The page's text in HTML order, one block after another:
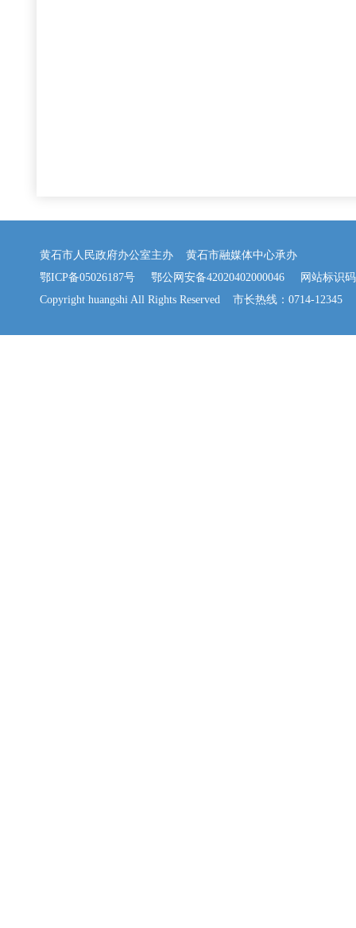
黄石市人民政府办公室主办 黄石市融媒体中心承办
鄂ICP备05026187号
鄂公网安备42020402000046 网站标识码
Copyright huangshi All Rights Reserved 市长热线：0714-12345